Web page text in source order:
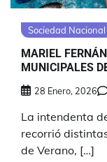
Sociedad Nacional
MARIEL
MUNICIPALES
28 Enero, 2026
La intendenta
recorrió
de Verano, […]